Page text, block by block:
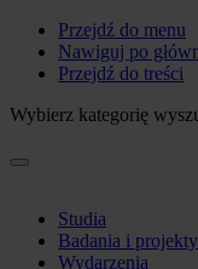
Przejdź do menu
Nawiguj po
Przejdź do treści
Wybierz kategorię
Studia
Badania i projekty
Wydarzenia